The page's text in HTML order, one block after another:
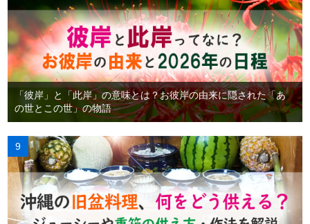
「彼岸」と「此岸」の意味とは？お彼岸の由来に隠された「あ
の世とこの世」の物語